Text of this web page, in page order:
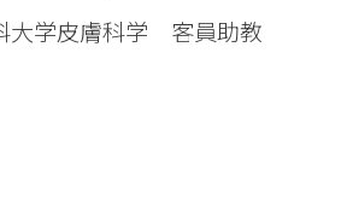
大学皮膚科学 客員助教